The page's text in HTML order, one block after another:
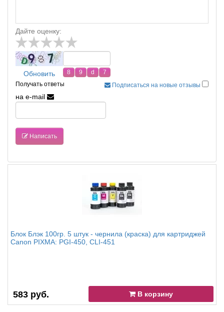
Дайте оценку:
Обновить
Подписаться на новые отзывы
Получать ответы
на e-mail
Написать
Блок Блэк 100гр. 5 штук - чернила (краска) для картриджей
Canon PIXMA: PGI-450, CLI-451
583 руб. В корзину